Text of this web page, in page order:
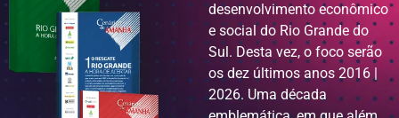
desenvolvimento econômico
e social do Rio Grande do
Sul. Desta vez, o foco serão
os dez últimos anos 2016 |
2026. Uma década